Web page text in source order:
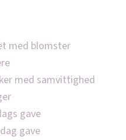
med blomster
med samvittighed
gave
gave